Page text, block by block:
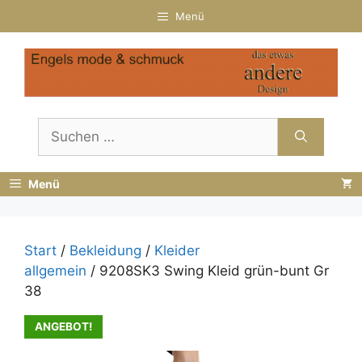
Inhalt
springen
Menü
nach:
Menü
Start / Bekleidung / Kleider
allgemein / 9208SK3 Swing Kleid grün-bunt Gr
38
ANGEBOT!